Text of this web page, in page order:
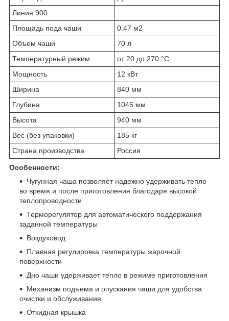
Линия 900
Площадь пода чаши
0.47 м2
Объем чаши
70 л
Температурный режим
от 20 до 270 °С
Мощность
12 кВт
Ширина
840 мм
Глубина
1045 мм
Высота
940 мм
Вес (без упаковки)
185 кг
Страна производства
Россия
Особенности:
Чугунная чаша позволяет надежно удерживать тепло
во время и после приготовления благодаря высокой
теплопроводности
Терморегулятор для автоматического поддержания
заданной температуры
Воздуховод
Плавная регулировка температуры жарочной
поверхности
Дно чаши удерживает тепло в режиме приготовления
Механизм подъема и опускания чаши для удобства
очистки и обслуживания
Откидная крышка